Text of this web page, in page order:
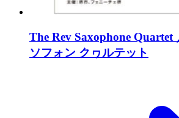
The Rev Saxophone Quartet
ソフォン クヮルテット